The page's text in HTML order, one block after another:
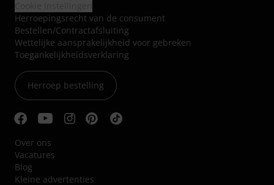
Herroepingsrecht van de consument
Bestellen/Contractafsluiting
Wettelijke aansprakelijkheid voor gebreken
Toegankelijkheidsverklaring
Herroep bestelling
Over ons
Vacatures
Blog
Kleine advertenties